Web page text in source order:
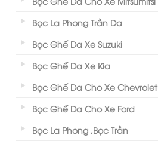
Bọc La Phong Trần Da
Bọc Ghế Da Xe Suzuki
Bọc Ghế Da Xe Kia
Bọc Ghế Da Cho Xe Chevrolet
Bọc Ghế Da Cho Xe Ford
Bọc La Phong ,Bọc Trần